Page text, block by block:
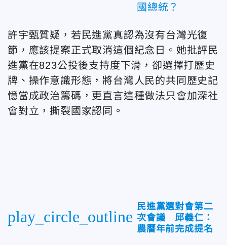
國總統？
許宇甄質疑，若民進黨真認為沒有台灣光復
節，應該提案正式取消這個紀念日。她批評民
進黨在823公投後支持度下滑，卻選擇打歷史
牌、操作意識形態，將台灣人民的共同歷史記
憶當成政治籌碼，更直言這種做法只會加深社
會對立，撕裂國家認同。
play_circle_outline
民進黨選對會第二
次會議 邱義仁：
農曆年前完成提名